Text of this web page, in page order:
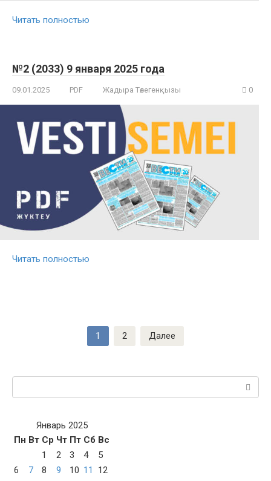
Читать полностью
№2 (2033) 9 января 2025 года
09.01.2025 PDF Жадыра Төлегенқызы 0
Читать полностью
1 2 Далее
Январь 2025
Пн Вт Ср Чт Пт Сб Вс
1
2 3 4
5
6
7 8 9 10 11
12